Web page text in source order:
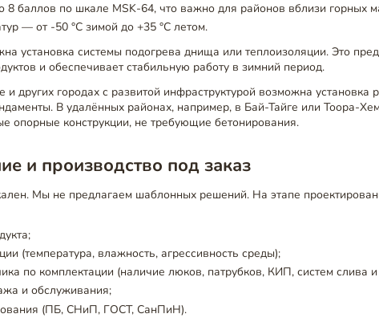
8 баллов по шкале MSK-64, что важно для районов вблизи горных
— от -50 °C зимой до +35 °C летом.
установка системы подогрева днища или теплоизоляции. Это
и обеспечивает стабильную работу в зимний период.
других городах с развитой инфраструктурой возможна установка
В удалённых районах, например, в Бай-Тайге или Тоора-
опорные конструкции, не требующие бетонирования.
и производство под заказ
Мы не предлагаем шаблонных решений. На этапе
(температура, влажность, агрессивность среды);
по комплектации (наличие люков, патрубков, КИП, систем слива
и обслуживания;
(ПБ, СНиП, ГОСТ, СанПиН).